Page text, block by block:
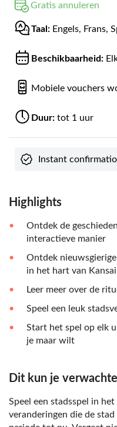
Gratis annuleren
Taal: Engels, Frans,
Beschikbaarheid:
Mobiele vouchers
Duur: tot 1 uur
Instant
Highlights
Ontdek de
interactieve manier
Ontdek
in het hart van
Leer meer over de
Speel een leuk
Start het spel op elk
je maar wilt
Dit kun je
Speel een stadsspel in
veranderingen die de